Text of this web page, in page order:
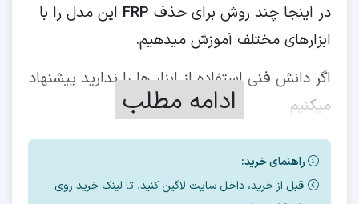
در اینجا چند روش برای حذف FRP این مدل را با
ابزارهای مختلف آموزش میدهیم.
اگر دانش فنی استفاده از ابزار ها را ندارید پیشنهاد
میکنیم
برای حذفfrpازسرور آنلاینما استفاده کنید.
ادامه مطلب
راهنمای خرید:
قبل از خرید، داخل سایت لاگین کنید. تا لینک خرید روی